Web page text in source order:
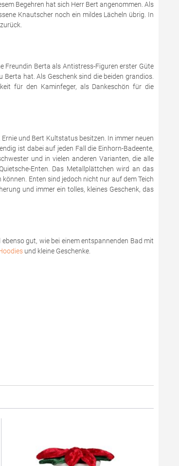
Begehren hat sich Herr Bert angenommen. Als
Knautscher noch ein mildes Lächeln übrig. In
Freundin Berta als Antistress-Figuren erster Güte
hat. Als Geschenk sind die beiden grandios.
für den Kaminfeger, als Dankeschön für die
und Bert Kultstatus besitzen. In immer neuen
ist dabei auf jeden Fall die Einhorn-Badeente,
und in vielen anderen Varianten, die alle
Enten. Das Metallplättchen wird an das
Enten sind jedoch nicht nur auf dem Teich
und immer ein tolles, kleines Geschenk, das
gut, wie bei einem entspannenden Bad mit
und kleine Geschenke.